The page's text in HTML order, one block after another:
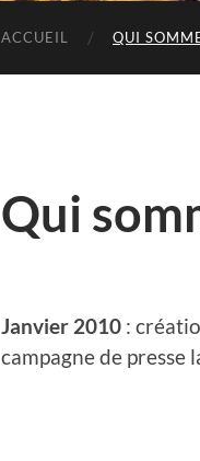
ACCUEIL QUI
Qui
Janvier 2010 :
campagne de presse